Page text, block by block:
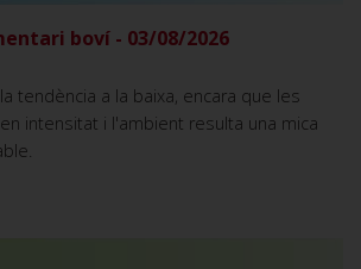
boví - 03/08/2026
tendència a la baixa, encara que les
intensitat i l'ambient resulta una mica